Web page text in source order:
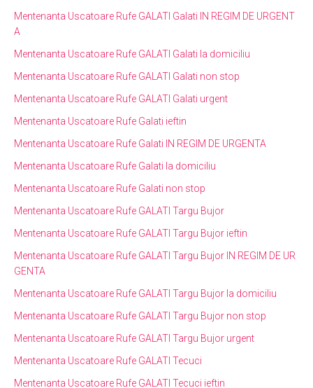
Mentenanta Uscatoare Rufe GALATI Galati IN REGIM DE URGENT
A
Mentenanta Uscatoare Rufe GALATI Galati la domiciliu
Mentenanta Uscatoare Rufe GALATI Galati non stop
Mentenanta Uscatoare Rufe GALATI Galati urgent
Mentenanta Uscatoare Rufe Galati ieftin
Mentenanta Uscatoare Rufe Galati IN REGIM DE URGENTA
Mentenanta Uscatoare Rufe Galati la domiciliu
Mentenanta Uscatoare Rufe Galati non stop
Mentenanta Uscatoare Rufe GALATI Targu Bujor
Mentenanta Uscatoare Rufe GALATI Targu Bujor ieftin
Mentenanta Uscatoare Rufe GALATI Targu Bujor IN REGIM DE UR
GENTA
Mentenanta Uscatoare Rufe GALATI Targu Bujor la domiciliu
Mentenanta Uscatoare Rufe GALATI Targu Bujor non stop
Mentenanta Uscatoare Rufe GALATI Targu Bujor urgent
Mentenanta Uscatoare Rufe GALATI Tecuci
Mentenanta Uscatoare Rufe GALATI Tecuci ieftin